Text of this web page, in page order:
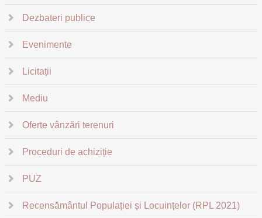
Dezbateri publice
Evenimente
Licitații
Mediu
Oferte vânzări terenuri
Proceduri de achiziție
PUZ
Recensământul Populației și Locuințelor (RPL 2021)